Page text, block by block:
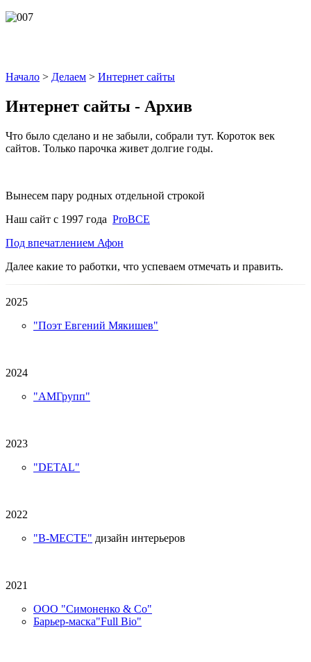
Начало > Делаем > Интернет сайты
Интернет сайты - Архив
Что было сделано и не забыли, собрали тут. Короток век
сайтов. Только парочка живет долгие годы.
Вынесем пару родных отдельной строкой
Наш сайт с 1997 года ProBCE
Под впечатлением Афон
Далее какие то работки, что успеваем отмечать и править.
2025
"Поэт Евгений Мякишев"
2024
"АМГрупп"
2023
"DETAL"
2022
"В-МЕСТЕ" дизайн интерьеров
2021
ООО "Симоненко & Co"
Барьер-маска"Full Bio"